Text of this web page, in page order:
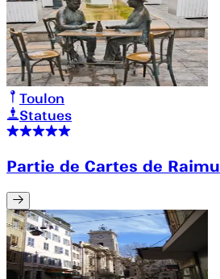
Toulon
Statues
Partie de Cartes de Raimu